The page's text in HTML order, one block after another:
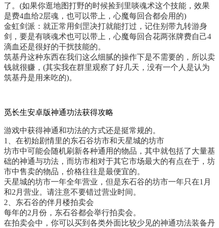
了。(如果你逛地图打野的时候捡到里啖魂术这个技能，效果
是费4血给2层魂，也可以带上，心魔每回合都会用的)
金虹剑派：就正常用剑罡决打就能打过，记住别带九转游身
剑，要是有啖魂术也可以带上，心魔每回合花两张牌费自己4
滴血还是很好的干扰技能的。
筑基丹这种东西在我们这么细腻的操作下是不需要的，所以卖
钱就很赚，(其实我在群里观察了好几天，没有一个人是认为
筑基丹是用来吃的)。
觅长生安卓版神通功法获得攻略
游戏中获得神通和功法的方式还是挺常规的。
1、在初始剧情里的东石谷坊市和天星城的坊市
坊市中可能会随机刷新各种通用的物品，其中就包括了大量基
础的神通与功法，而坊市相对于其它市场最大的有点在于，坊
市中售卖的物品，价格往往是最便宜的。
天星城的坊市一年全年营业，但是东石谷的坊市一年只在1月
和2月营业。请注意不要错过营业时间。
2、东石谷的伴月楼拍卖会
每年的2月份，东石谷都会举行拍卖会。
在拍卖会中，你可以买到各类外面比较少见的神通功法装备丹